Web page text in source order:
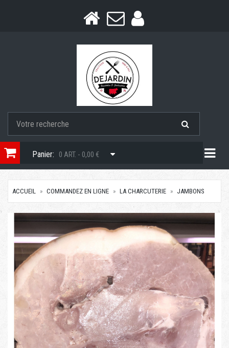
Panier: 0 ART. - 0,00 €
ACCUEIL COMMANDEZ EN LIGNE LA CHARCUTERIE JAMBONS